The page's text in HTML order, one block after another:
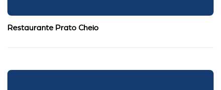
Restaurante Prato Cheio